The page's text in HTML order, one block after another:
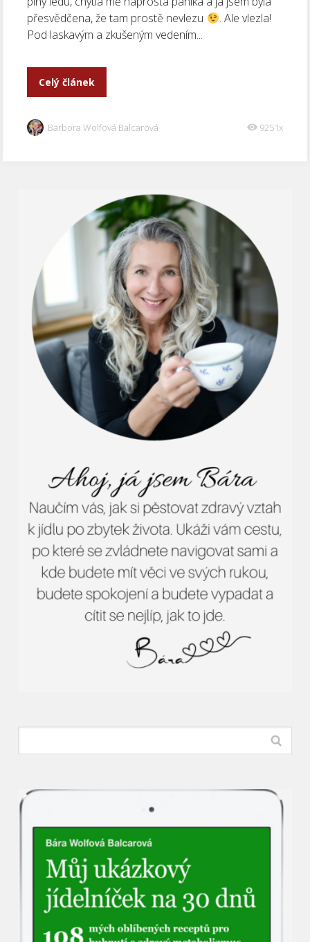
přesvědčena, že tam prostě nevlezu
. Ale vlezla!
Pod laskavým a zkušeným vedením...
Celý článek
Barbora Wolfová Balcarová 9251x